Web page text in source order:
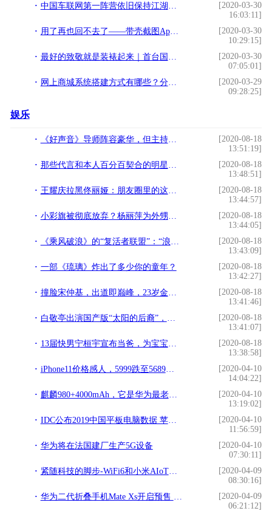
中国车联网第一阵营依旧保持江湖地位，市场份额逐步增长
[2020-03-30
16:03:11]
用了再也回不去了——带壳截图App推荐
[2020-03-30
10:29:15]
最好的致敬就是装裱起来｜首台国产安卓机皇魅族M9拆解装裱记
[2020-03-30
07:05:01]
网上商城系统搭建方式有哪些？分析比较详解
[2020-03-29
09:28:25]
娱乐
《好声音》导师阵容豪华，但主持人华少却被换，原来这是背后原因
[2020-08-18
13:51:19]
那些代言和本人百分百契合的明星，许凯、宁静，就是你们俩
[2020-08-18
13:48:51]
王耀庆拉黑佟丽娅：朋友圈里的这三类人，你都拉黑了吗？
[2020-08-18
13:44:57]
小彩旗被彻底放弃？杨丽萍为外甥女小白兔庆生，这是新的接班人？
[2020-08-18
13:44:05]
《乘风破浪》的“复活者联盟”：“浪姐”最心机的两面派
[2020-08-18
13:43:09]
一部《琉璃》炸出了多少你的童年？
[2020-08-18
13:42:27]
撞脸宋仲基，出道即巅峰，23岁金旻载新剧定档，题材新颖未播先火
[2020-08-18
13:41:46]
白敬亭出演国产版“太阳的后裔”，看到女主真容，网友：太般配
[2020-08-18
13:41:07]
13届快男宁桓宇宣布当爸，为宝宝写专属歌曲，和老婆晒照秀恩爱
[2020-08-18
13:38:58]
iPhone11价格感人，5999跌至5689，网友：最后一部4G手机
[2020-04-10
14:04:22]
麒麟980+4000mAh，它是华为最老在售旗舰现已降至2499元
[2020-04-10
13:19:02]
IDC公布2019中国平板电脑数据 苹果稳居第一
[2020-04-10
11:56:59]
华为将在法国建厂生产5G设备
[2020-04-10
07:30:11]
紧随科技的脚步-WiFi6和小米AIoT路由器AX3600评测
[2020-04-09
08:30:16]
华为二代折叠手机Mate Xs开启预售 16999元你准备好了吗？
[2020-04-09
06:21:12]